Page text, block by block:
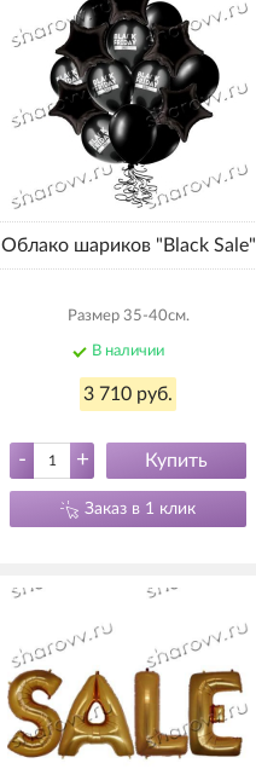
Облако шариков "Black Sale"
Размер 35-40см.
В наличии
3 710 руб.
- + Купить
Заказ в 1 клик